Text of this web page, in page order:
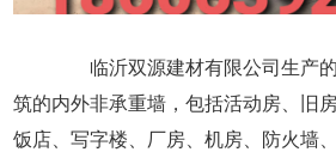
临沂双源建材有限公司生产的
筑的内外非承重墙，包括活动房、旧
饭店、写字楼、厂房、机房、防火墙